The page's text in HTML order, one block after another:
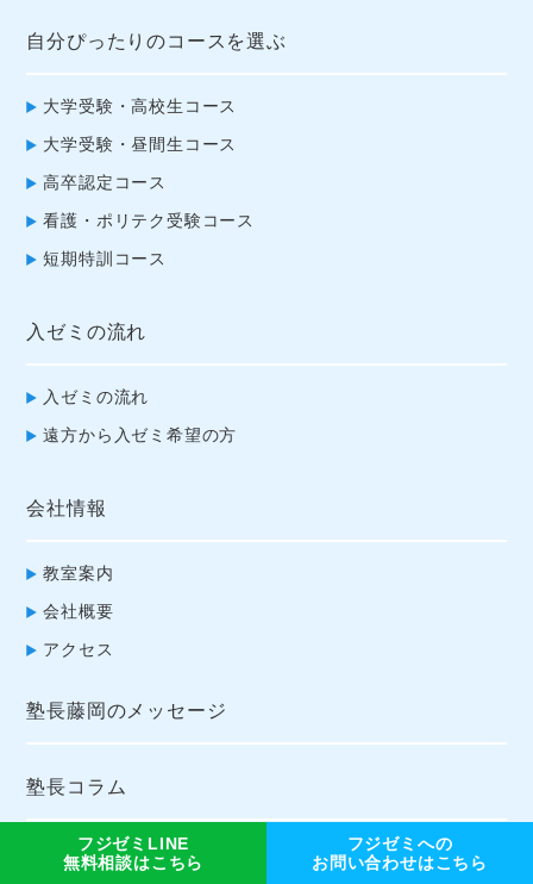
フジゼミLINE
無料相談はこちら
フジゼミへの
お問い合わせはこちら
自分ぴったりのコースを選ぶ
大学受験・高校生コース
大学受験・昼間生コース
高卒認定コース
看護・ポリテク受験コース
短期特訓コース
入ゼミの流れ
入ゼミの流れ
遠方から入ゼミ希望の方
会社情報
教室案内
会社概要
アクセス
塾長藤岡のメッセージ
塾長コラム
合格体験記